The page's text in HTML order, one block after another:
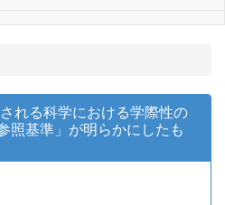
れる科学における学際性の
基準」が明らかにしたも